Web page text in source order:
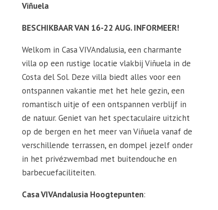
Viñuela
BESCHIKBAAR VAN 16-22 AUG. INFORMEER!
Welkom in Casa VIVAndalusia, een charmante
villa op een rustige locatie vlakbij Viñuela in de
Costa del Sol. Deze villa biedt alles voor een
ontspannen vakantie met het hele gezin, een
romantisch uitje of een ontspannen verblijf in
de natuur. Geniet van het spectaculaire uitzicht
op de bergen en het meer van Viñuela vanaf de
verschillende terrassen, en dompel jezelf onder
in het privézwembad met buitendouche en
barbecuefaciliteiten.
Casa VIVAndalusia Hoogtepunten: